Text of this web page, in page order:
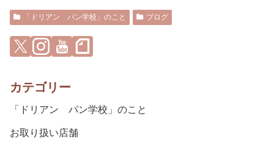
「ドリアン パン学校」のこと ブログ
カテゴリー
「ドリアン パン学校」のこと
お取り扱い店舗